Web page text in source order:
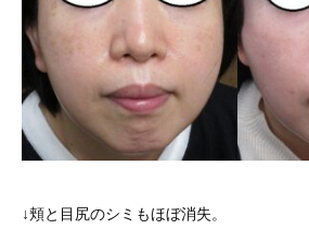
↓頬と目尻のシミもほぼ消失。